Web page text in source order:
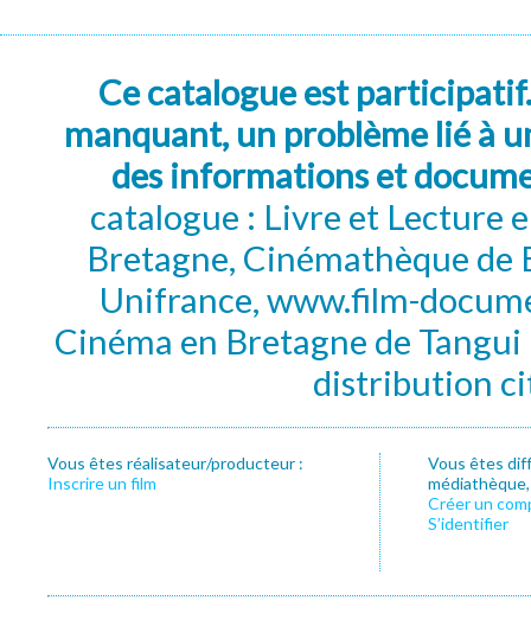
Ce catalogue est
manquant, un problème lié à
des informations et
catalogue : Livre et Lecture
Bretagne, Cinémathèque de
Unifrance, www.film-
Cinéma en Bretagne de
distribution
Vous êtes réalisateur/producteur :
Inscrire un film
Vous êtes
Créer un
S’identifier